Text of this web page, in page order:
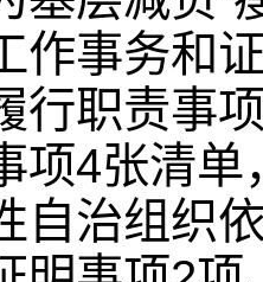
作事务和
行职责事
项4张清
自治组织